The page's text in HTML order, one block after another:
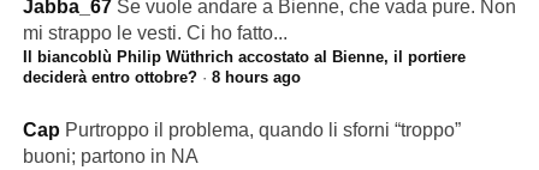
Jabba_67 Se vuole andare a Bienne, che vada pure. Non
mi strappo le vesti. Ci ho fatto...
Il biancoblù Philip Wüthrich accostato al Bienne, il portiere
deciderà entro ottobre?· 8 hours ago
Cap Purtroppo il problema, quando li sforni “troppo”
buoni; partono in NA